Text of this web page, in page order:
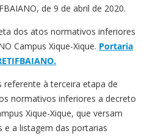
de 9 de abril de 2020.
dos atos normativos inferiores
Campus Xique-Xique. Portaria
à terceira etapa de
normativos inferiores a decreto
Xique-Xique, que versam
e a listagem das portarias